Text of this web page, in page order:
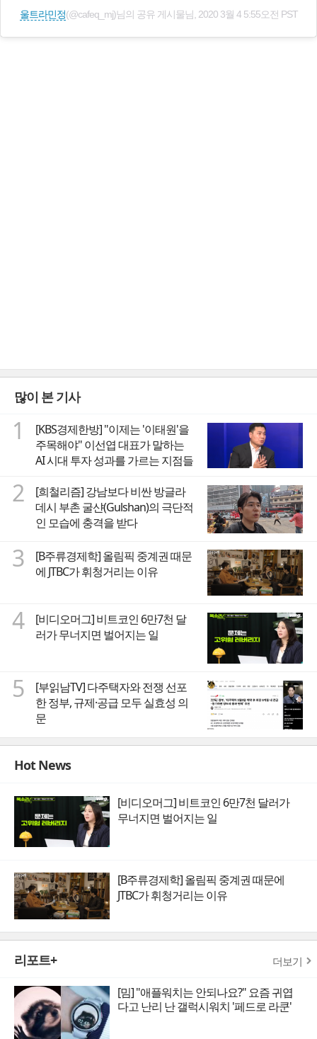
울트라민정(@cafeq_mj)님의 공유 게시물님, 2020 3월 4 5:55오전 PST
많이 본 기사
1
[KBS경제한방] "이제는 '이태원'을
주목해야" 이선엽 대표가 말하는
AI 시대 투자 성과를 가르는 지점들
2
[희철리즘] 강남보다 비싼 방글라
데시 부촌 굴샨(Gulshan)의 극단적
인 모습에 충격을 받다
3
[B주류경제학] 올림픽 중계권 때문
에 JTBC가 휘청거리는 이유
4
[비디오머그] 비트코인 6만7천 달
러가 무너지면 벌어지는 일
5
[부읽남TV] 다주택자와 전쟁 선포
한 정부, 규제·공급 모두 실효성 의
문
Hot News
[비디오머그] 비트코인 6만7천 달러가
무너지면 벌어지는 일
[B주류경제학] 올림픽 중계권 때문에
JTBC가 휘청거리는 이유
리포트+ 더보기
[밈] "애플워치는 안되나요?" 요즘 귀엽
다고 난리 난 갤럭시워치 '페드로 라쿤'